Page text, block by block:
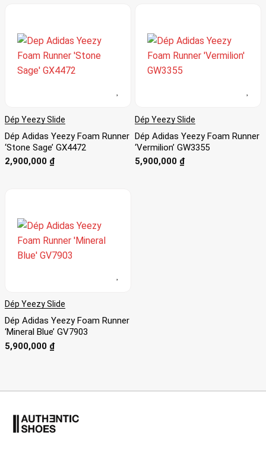
Dép Yeezy Slide
Dép Adidas Yeezy Foam Runner
‘Stone Sage’ GX4472
2,900,000 ₫
Dép Yeezy Slide
Dép Adidas Yeezy Foam Runner
‘Vermilion’ GW3355
5,900,000 ₫
Dép Yeezy Slide
Dép Adidas Yeezy Foam Runner
‘Mineral Blue’ GV7903
5,900,000 ₫